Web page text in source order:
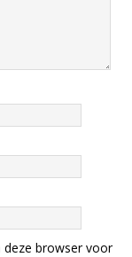
deze browser voor